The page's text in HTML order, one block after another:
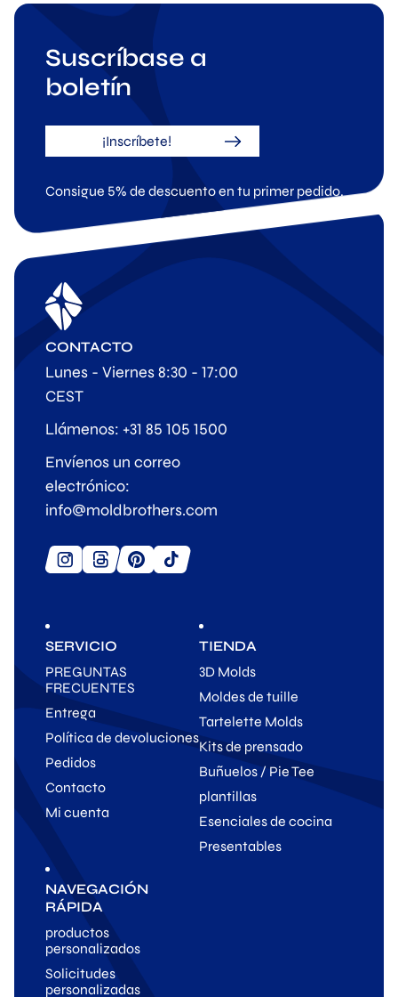
Suscríbase a
boletín
¡Inscríbete!
Consigue 5% de descuento en tu primer pedido.
SERVICIO
PREGUNTAS
FRECUENTES
Entrega
Política de devoluciones
Pedidos
Contacto
Mi cuenta
TIENDA
3D Molds
Moldes de tuille
Tartelette Molds
Kits de prensado
Buñuelos / Pie Tee
plantillas
Esenciales de cocina
Presentables
NAVEGACIÓN
RÁPIDA
productos
personalizados
Solicitudes
personalizadas
CONTACTO
Lunes - Viernes 8:30 - 17:00
CEST
Llámenos: +31 85 105 1500
Envíenos un correo
electrónico:
info@moldbrothers.com